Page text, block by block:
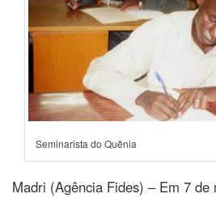
Seminarista do Quênia
Madri (Agência Fides) – Em 7